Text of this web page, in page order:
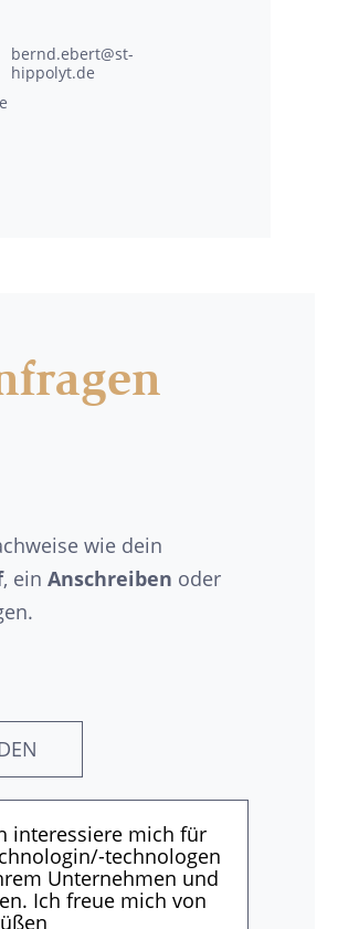
bernd.ebert@st-
hippolyt.de
wie dein
, ein Anschreiben oder